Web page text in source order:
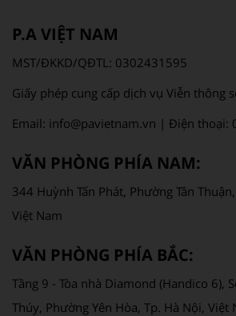
P.A VIỆT NAM
MST/ĐKKD/QĐTL: 0302431595
Giấy phép cung cấp dịch vụ Viễn thông
Email: info@pavietnam.vn | Điện thoại:
VĂN PHÒNG PHÍA NAM:
344 Huỳnh Tấn Phát, Phường Tân
Việt Nam
VĂN PHÒNG PHÍA BẮC:
Tầng 9 - Tòa nhà Diamond (Handico 6),
Thúy, Phường Yên Hòa, Tp. Hà Nội, Việt